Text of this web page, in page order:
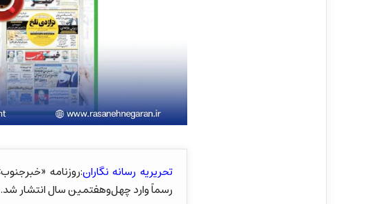
تحریریه رسانه نگاران
رسماً وارد چهل‌وهفتمین سال انتشار شد.